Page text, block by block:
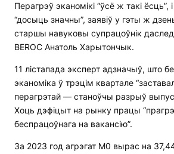
Перагрэў эканомікі “ўсё ж такі ёсць”,
“досыць значны”, заявіў у гэты ж
старшы навуковы супрацоўнік
BEROC Анатоль Харытончык.
11 лістапада эксперт адзначыў, што
эканоміка ў трэцім квартале
перагрэтай — станоўчы разрыў
Хоць дэфіцыт на рынку працы
беспрацоўнага на вакансію”.
За 2023 год агрэгат М0 вырас на